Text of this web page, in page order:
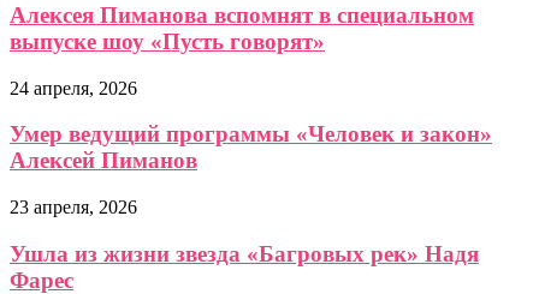
Алексея Пиманова вспомнят в специальном
выпуске шоу «Пусть говорят»
24 апреля, 2026
Умер ведущий программы «Человек и закон»
Алексей Пиманов
23 апреля, 2026
Ушла из жизни звезда «Багровых рек» Надя
Фарес